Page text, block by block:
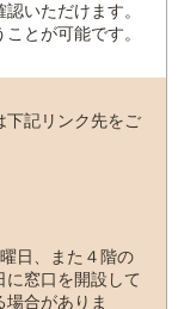
いただけます。
とが可能です。
下記リンク先をご
日、また４階の
窓口を開設して
合がありま